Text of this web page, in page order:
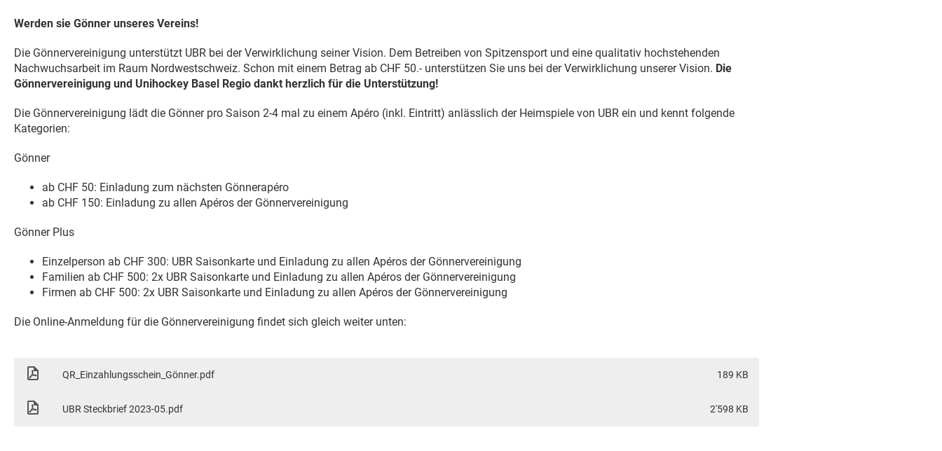
Werden sie Gönner unseres Vereins!
Die Gönnervereinigung unterstützt UBR bei der Verwirklichung seiner Vision. Dem Betreiben von Spitzensport und eine qualitativ hochstehenden
Nachwuchsarbeit im Raum Nordwestschweiz. Schon mit einem Betrag ab CHF 50.- unterstützen Sie uns bei der Verwirklichung unserer Vision. Die
Gönnervereinigung und Unihockey Basel Regio dankt herzlich für die Unterstützung!
Die Gönnervereinigung lädt die Gönner pro Saison 2-4 mal zu einem Apéro (inkl. Eintritt) anlässlich der Heimspiele von UBR ein und kennt folgende
Kategorien:
Gönner
ab CHF 50: Einladung zum nächsten Gönnerapéro
ab CHF 150: Einladung zu allen Apéros der Gönnervereinigung
Gönner Plus
Einzelperson ab CHF 300: UBR Saisonkarte und Einladung zu allen Apéros der Gönnervereinigung
Familien ab CHF 500: 2x UBR Saisonkarte und Einladung zu allen Apéros der Gönnervereinigung
Firmen ab CHF 500: 2x UBR Saisonkarte und Einladung zu allen Apéros der Gönnervereinigung
Die Online-Anmeldung für die Gönnervereinigung findet sich gleich weiter unten:
QR_Einzahlungsschein_Gönner.pdf 189 KB
UBR Steckbrief 2023-05.pdf 2'598 KB